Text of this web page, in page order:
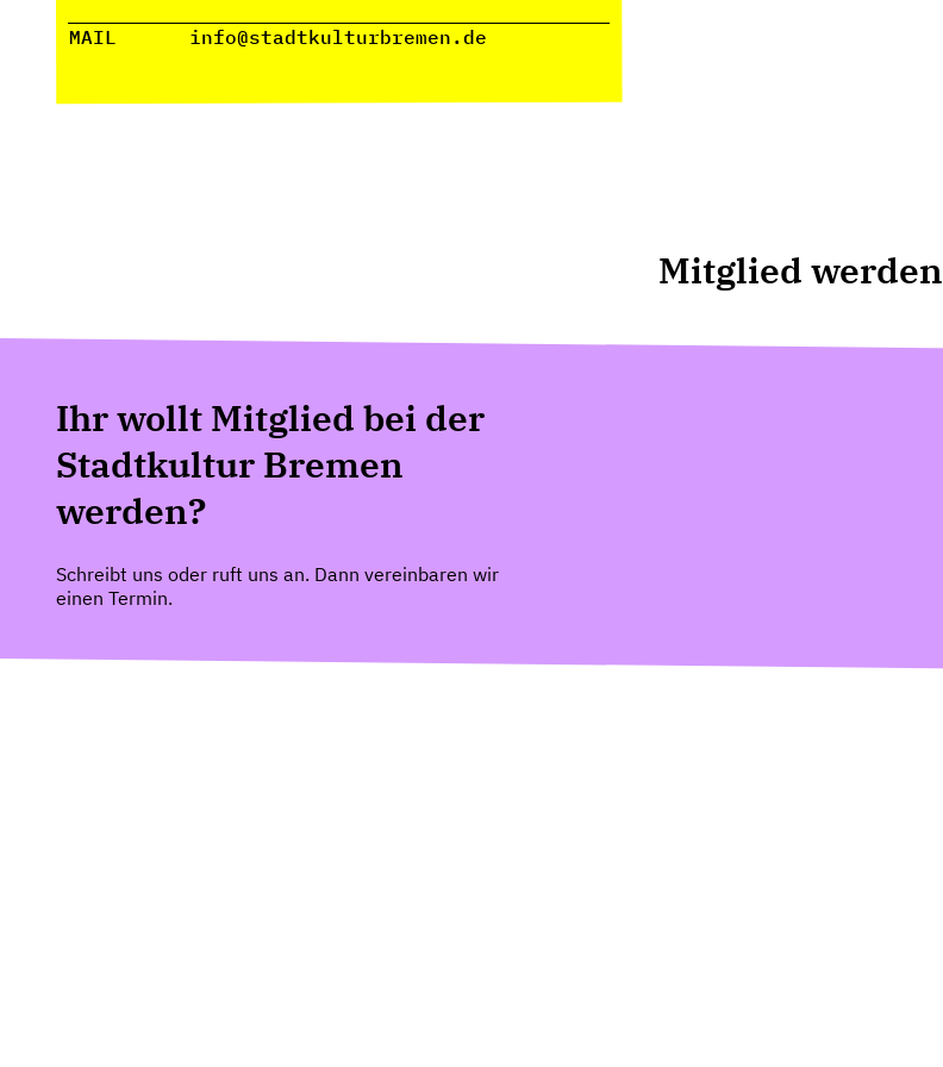
MAIL
info@stadtkulturbremen.de
Mitglied werden
Ihr wollt Mitglied bei der
Stadtkultur Bremen
werden?
Schreibt uns oder ruft uns an. Dann vereinbaren wir
einen Termin.